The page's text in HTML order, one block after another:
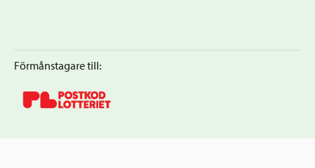
Förmånstagare till: